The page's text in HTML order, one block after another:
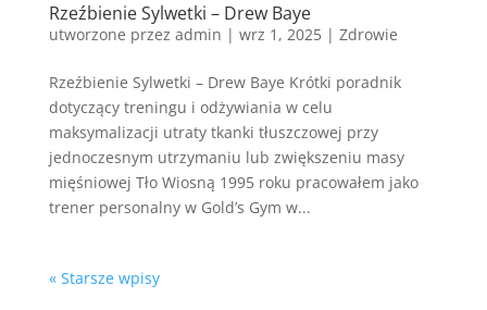
Rzeźbienie Sylwetki – Drew Baye
utworzone przez admin | wrz 1, 2025| Zdrowie
Rzeźbienie Sylwetki – Drew Baye Krótki poradnik
dotyczący treningu i odżywiania w celu
maksymalizacji utraty tkanki tłuszczowej przy
jednoczesnym utrzymaniu lub zwiększeniu masy
mięśniowej Tło Wiosną 1995 roku pracowałem jako
trener personalny w Gold’s Gym w...
« Starsze wpisy